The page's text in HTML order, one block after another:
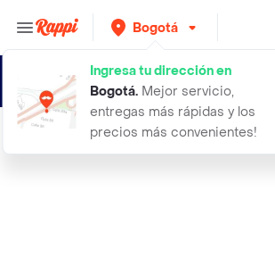
Bogotá
Ingresa tu dirección en
Bogotá. Mejor servicio,
entregas más rápidas y los
precios más convenientes!
800 semillas organicas de flor cosm